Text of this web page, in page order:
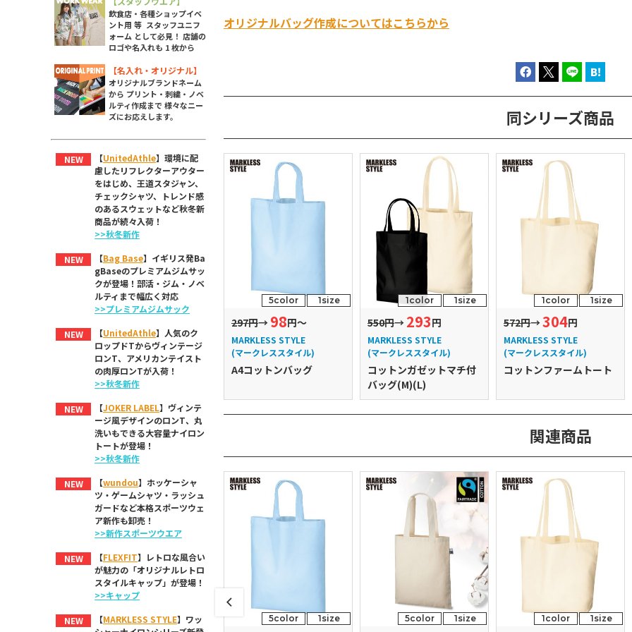
オリジナルバッグ作成についてはこちらから
同シリーズ商品
5color 1size
297円→ 98円～
MARKLESS STYLE
(マークレススタイル)
A4コットンバッグ
1color 1size
550円→ 293円
MARKLESS STYLE
(マークレススタイル)
コットンガゼットマチ付
バッグ(M)(L)
1color 1size
572円→304円
MARKLESS STYLE
(マークレススタイル)
コットンファームトート
関連商品
5color 1size 5color 1size 1color 1size
飲食店・各種ショップイベ
ント用 等 スタッフユニフ
ォーム として必見！ 店舗の
ロゴや名入れも 1 枚から
【名入れ・オリジナル】
オリジナルブランドネーム
から プリント・刺繍・ノベ
ルティ作成まで 様々なニー
ズにお応えします。
NEW 【UnitedAthle】環境に配
慮したリフレクターアウター
をはじめ、王道スタジャン、
チェックシャツ、トレンド感
のあるスウェットなど秋冬新
商品が続々入荷！
>>秋冬新作
NEW 【Bag Base】イギリス発Ba
gBaseのプレミアムジムサッ
クが登場！部活・ジム・ノベ
ルティまで幅広く対応
>>プレミアムジムサック
NEW 【UnitedAthle】人気のク
ロップドTからヴィンテージ
ロンT、アメリカンテイスト
の肉厚ロンTが入荷！
>>秋冬新作
NEW 【JOKER LABEL】ヴィンテ
ージ風デザインのロンT、丸
洗いもできる大容量ナイロン
トートが登場！
>>秋冬新作
NEW 【wundou】ホッケーシャ
ツ・ゲームシャツ・ラッシュ
ガードなど本格スポーツウェ
ア新作も卸売！
>>新作スポーツウエア
NEW 【FLEXFIT】レトロな風合い
が魅力の「オリジナルレトロ
スタイルキャップ」が登場！
>>キャップ
NEW 【MARKLESS STYLE】ワッ